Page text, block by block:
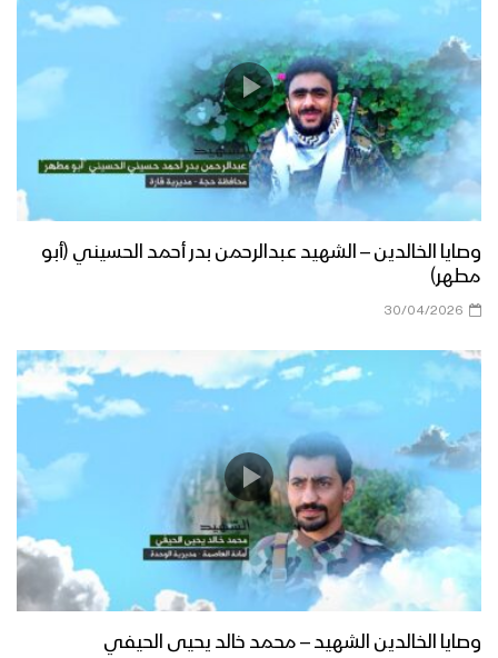
وصايا الخالدين – الشهيد عبدالرحمن بدر أحمد الحسيني (أبو
مطهر)
30/04/2026
وصايا الخالدين الشهيد – محمد خالد يحيى الحيفي